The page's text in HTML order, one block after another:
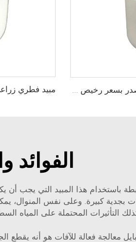
مبيد دلتاميثرين 10% SC مبيعاته تتصدر بسعر رخيص لمكافحة الآفات
باستخدام هذا المبيد التي يجب
بجدية كبيرة. وعلى نفس المنوال،
التأثيرات المحتملة على المياه
معالجة فعالة للآفات هو أنه يقطع